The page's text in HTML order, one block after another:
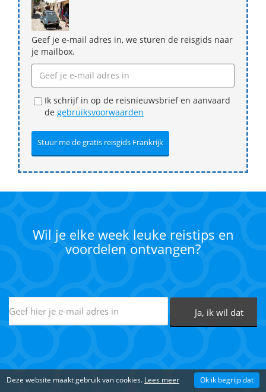
Geef je e-mail adres in, we sturen de reisgids naar
je mailbox.
Ik schrijf in op de reisnieuwsbrief en aanvaard
de gebruiksvoorwaarden
Wil je elke week leuke reistips en
voordelen ontvangen?
Deze website maakt gebruik van cookies. Lees meer Ok ik begrijp dat